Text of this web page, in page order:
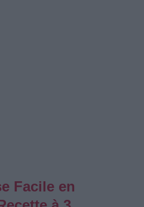
Facile en